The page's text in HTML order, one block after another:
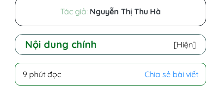
Tác giả: Nguyễn Thị Thu Hà
Nội dung chính [Hiện]
II - Nguyên nhân bị nổi sảy ở bụng
9 phút đọc Chia sẻ bài viết